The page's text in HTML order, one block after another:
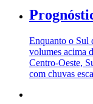
Enquanto o Sul
volumes acima
Centro-Oeste,
com chuvas